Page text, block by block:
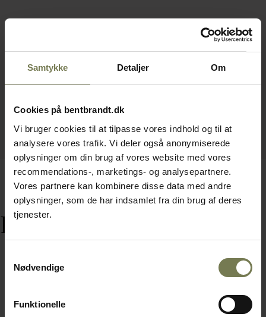
Samtykke Detaljer Om
Cookies på bentbrandt.dk
Vi bruger cookies til at tilpasse vores indhold og til at
analysere vores trafik. Vi deler også anonymiserede
oplysninger om din brug af vores website med vores
recommendations-, marketings- og analysepartnere.
Vores partnere kan kombinere disse data med andre
oplysninger, som de har indsamlet fra din brug af deres
tjenester.
Nødvendige
Funktionelle
Relaterede varer